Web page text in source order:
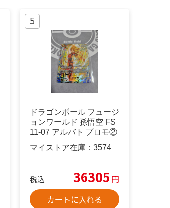
ドラゴンボール フュージ
ョンワールド 孫悟空 FS
11-07 アルバト プロモ②
マイストア在庫： 3574
税込 36305 円
カートに入れる